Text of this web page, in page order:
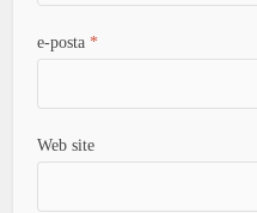
e-posta*
Web site